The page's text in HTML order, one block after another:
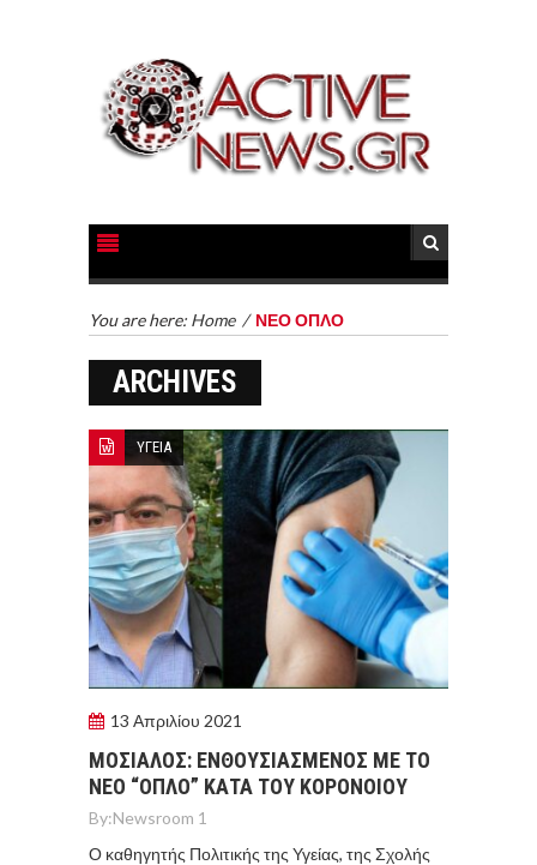
You are here: Home / ΝΕΟ ΟΠΛΟ
ARCHIVES
ΥΓΕΙΑ
13 Απριλίου 2021
MΟΣΙΑΛΟΣ: ΕΝΘΟΥΣΙΑΣΜΕΝΟΣ ΜΕ ΤΟ
ΝΕΟ “ΟΠΛΟ” ΚΑΤΑ ΤΟΥ ΚΟΡΟΝΟΙΟΥ
By:Newsroom 1
Ο καθηγητής Πολιτικής της Υγείας, της Σχολής